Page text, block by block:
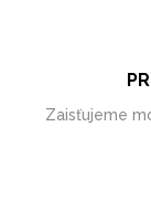
Zaisťujeme